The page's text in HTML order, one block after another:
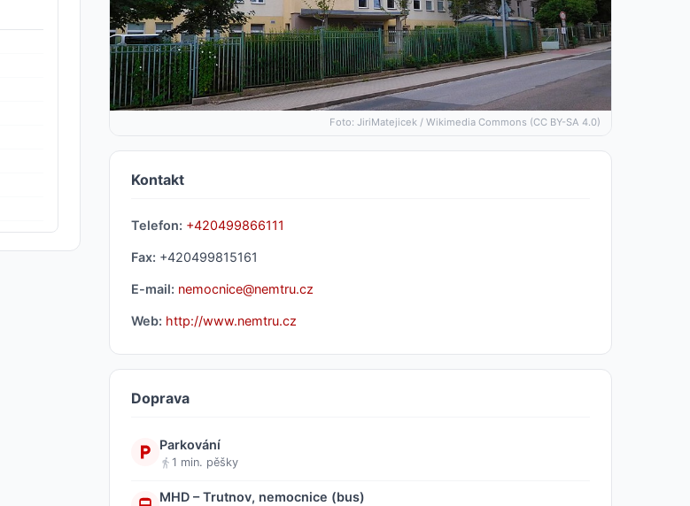
Foto: JiriMatejicek / Wikimedia Commons (CC BY-SA 4.0)
Kontakt
Telefon: +420499866111
Fax: +420499815161
E-mail: nemocnice@nemtru.cz
Web: http://www.nemtru.cz
Doprava
Parkování
1 min. pěšky
MHD – Trutnov, nemocnice (bus)